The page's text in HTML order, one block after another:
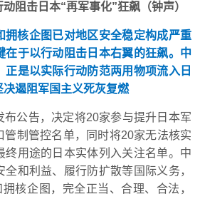
阻击日本“再军事化”狂飙（钟声）
拥核企图已对地区安全稳定构成严重
在于以行动阻击日本右翼的狂飙。中
正是以实际行动防范两用物项流入日
遏阻军国主义死灰复燃
布公告，决定将20家参与提升日本军
管制管控名单，同时将20家无法核实
终用途的日本实体列入关注名单。中
和利益、履行防扩散等国际义务，
核企图，完全正当、合理、合法，